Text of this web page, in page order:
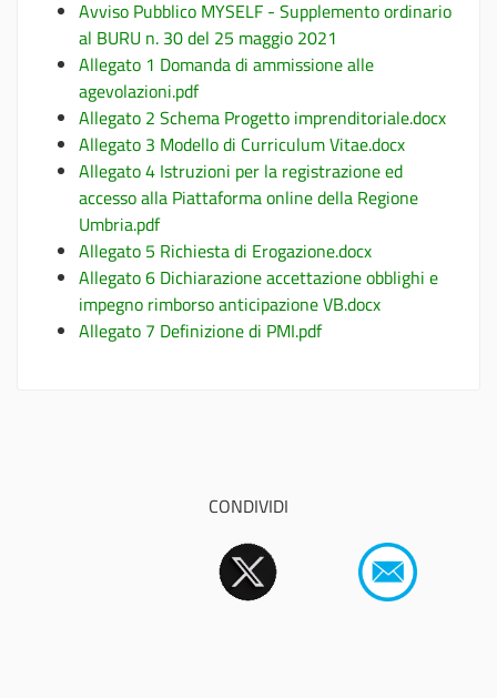
Avviso Pubblico MYSELF - Supplemento ordinario
al BURU n. 30 del 25 maggio 2021
Allegato 1 Domanda di ammissione alle
agevolazioni.pdf
Allegato 2 Schema Progetto imprenditoriale.docx
Allegato 3 Modello di Curriculum Vitae.docx
Allegato 4 Istruzioni per la registrazione ed
accesso alla Piattaforma online della Regione
Umbria.pdf
Allegato 5 Richiesta di Erogazione.docx
Allegato 6 Dichiarazione accettazione obblighi e
impegno rimborso anticipazione VB.docx
Allegato 7 Definizione di PMI.pdf
CONDIVIDI